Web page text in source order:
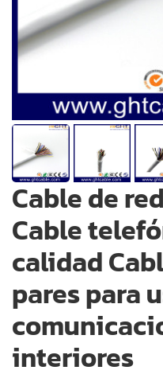
Cable de
Cable
calidad
pares para
interiores